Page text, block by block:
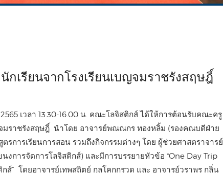
เรียนจากโรงเรียนเบญจมราชรังสฤษฎิ์
เวลา 13.30-16.00 น. คณะโลจิสติกส์ ได้ให้การต้อนรับคณะครู
จมราชรังสฤษฎิ์ นำโดย อาจารย์พณณกร ทองหลิ้ม (รองคณบดีฝ่าย
รการเรียนการสอน รวมถึงกิจกรรมต่างๆ โดย ผู้ช่วยศาสตราจารย์
การจัดการโลจิสติกส์) และมีการบรรยายหัวข้อ “One Day Trip
” โดยอาจารย์เทพสถิตย์ กุลโคกกรวด และ อาจารย์วราพร กลิ่น